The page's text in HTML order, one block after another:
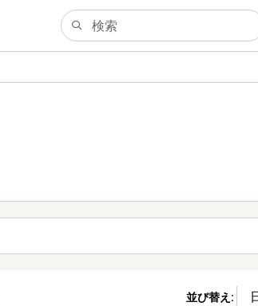
並び替え: